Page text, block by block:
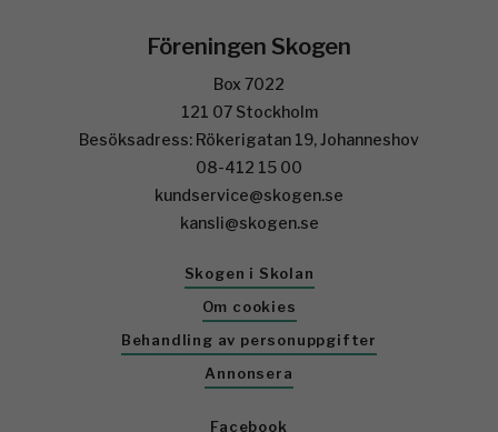
Föreningen Skogen
Box 7022
121 07 Stockholm
Besöksadress: Rökerigatan 19, Johanneshov
08-412 15 00
kundservice@skogen.se
kansli@skogen.se
Skogen i Skolan
Om cookies
Behandling av personuppgifter
Annonsera
Facebook